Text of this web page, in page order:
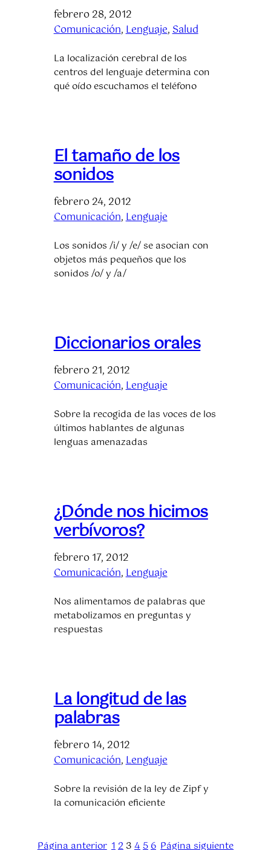
febrero 28, 2012
Comunicación, Lenguaje, Salud
La localización cerebral de los
centros del lenguaje determina con
qué oído escuchamos el teléfono
El tamaño de los
sonidos
febrero 24, 2012
Comunicación, Lenguaje
Los sonidos /i/ y /e/ se asocian con
objetos más pequeños que los
sonidos /o/ y /a/
Diccionarios orales
febrero 21, 2012
Comunicación, Lenguaje
Sobre la recogida de las voces de los
últimos hablantes de algunas
lenguas amenazadas
¿Dónde nos hicimos
verbívoros?
febrero 17, 2012
Comunicación, Lenguaje
Nos alimentamos de palabras que
metabolizamos en preguntas y
respuestas
La longitud de las
palabras
febrero 14, 2012
Comunicación, Lenguaje
Sobre la revisión de la ley de Zipf y
la comunicación eficiente
Página anterior 12 3 456 Página siguiente